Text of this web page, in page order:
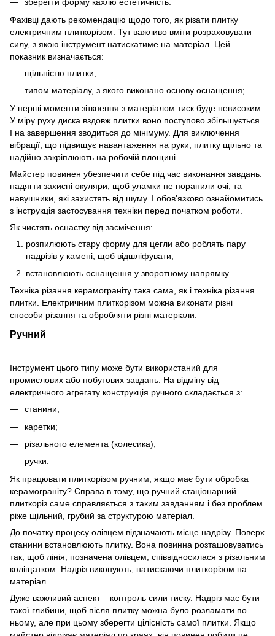
зберегти форму кахлю естетичність.
Фахівці дають рекомендацію щодо того, як різати плитку
електричним плиткорізом. Тут важливо вміти розраховувати
силу, з якою інструмент натискатиме на матеріал. Цей
показник визначається:
щільністю плитки;
типом матеріалу, з якого виконано основу оснащення;
У перші моменти зіткнення з матеріалом тиск буде невисоким.
У міру руху диска вздовж плитки воно поступово збільшується.
І на завершення зводиться до мінімуму. Для виключення
вібрації, що підвищує навантаження на руки, плитку щільно та
надійно закріплюють на робочій площині.
Майстер повинен убезпечити себе під час виконання завдань:
надягти захисні окуляри, щоб уламки не поранили очі, та
навушники, які захистять від шуму. І обов'язково ознайомитись
з інструкція застосування техніки перед початком роботи.
Як чистять оснастку від засмічення:
розпилюють стару форму для цегли або роблять пару
надрізів у камені, щоб відшліфувати;
встановлюють оснащення у зворотному напрямку.
Техніка різання керамограніту така сама, як і техніка різання
плитки. Електричним плиткорізом можна виконати різні
способи різання та обробляти різні матеріали.
Ручний
Інструмент цього типу може бути використаний для
промислових або побутових завдань. На відміну від
електричного агрегату конструкція ручного складається з:
станини;
каретки;
різального елемента (колесика);
ручки.
Як працювати плиткорізом ручним, якщо має бути обробка
керамограніту? Справа в тому, що ручний стаціонарний
плиткоріз саме справляється з таким завданням і без проблем
ріже щільний, грубий за структурою матеріал.
До початку процесу олівцем відзначають місце надрізу. Поверх
станини встановлюють плитку. Вона повинна розташовуватись
так, щоб лінія, позначена олівцем, співвідносилася з різальним
коліщатком. Надріз виконують, натискаючи плиткорізом на
матеріал.
Дуже важливий аспект – контроль сили тиску. Надріз має бути
такої глибини, щоб після плитку можна було розламати по
ньому, але при цьому зберегти цілісність самої плитки. Якщо